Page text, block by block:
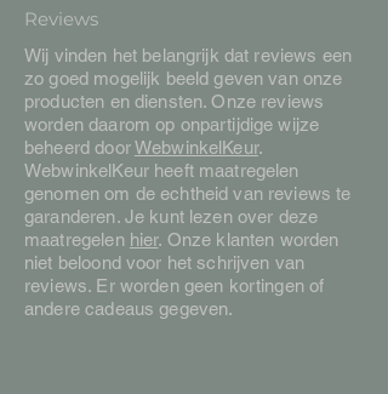
Reviews
Wij vinden het belangrijk dat reviews een
zo goed mogelijk beeld geven van onze
producten en diensten. Onze reviews
worden daarom op onpartijdige wijze
beheerd doorWebwinkelKeur.
WebwinkelKeur heeft maatregelen
genomen om de echtheid van reviews te
garanderen. Je kunt lezen over deze
maatregelen hier. Onze klanten worden
niet beloond voor het schrijven van
reviews. Er worden geen kortingen of
andere cadeaus gegeven.